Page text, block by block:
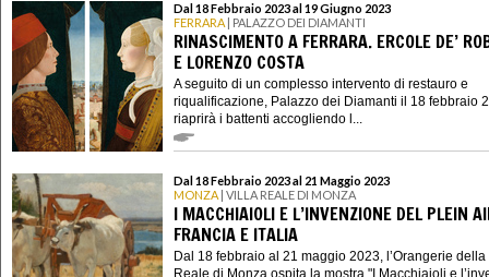
Dal 18 Febbraio 2023 al 19 Giugno 2023
FERRARA | PALAZZO DEI DIAMANTI
RINASCIMENTO A FERRARA. ERCOLE DE’
E LORENZO COSTA
A seguito di un complesso intervento di restauro e
riqualificazione, Palazzo dei Diamanti il 18 febbraio
riaprirà i battenti accogliendo l...
Dal 18 Febbraio 2023 al 21 Maggio 2023
MONZA | VILLA REALE DI MONZA
I MACCHIAIOLI E L’INVENZIONE DEL PLEIN
FRANCIA E ITALIA
Dal 18 febbraio al 21 maggio 2023, l’Orangerie
Reale di Monza ospita la mostra "I Macchiaioli e